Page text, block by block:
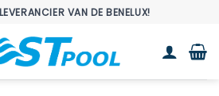
VAN DE BENELUX!